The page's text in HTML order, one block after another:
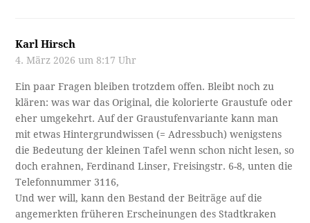
Karl Hirsch
4. März 2026 um 8:17 Uhr
Ein paar Fragen bleiben trotzdem offen. Bleibt noch zu
klären: was war das Original, die kolorierte Graustufe oder
eher umgekehrt. Auf der Graustufenvariante kann man
mit etwas Hintergrundwissen (= Adressbuch) wenigstens
die Bedeutung der kleinen Tafel wenn schon nicht lesen, so
doch erahnen, Ferdinand Linser, Freisingstr. 6-8, unten die
Telefonnummer 3116,
Und wer will, kann den Bestand der Beiträge auf die
angemerkten früheren Erscheinungen des Stadtkraken